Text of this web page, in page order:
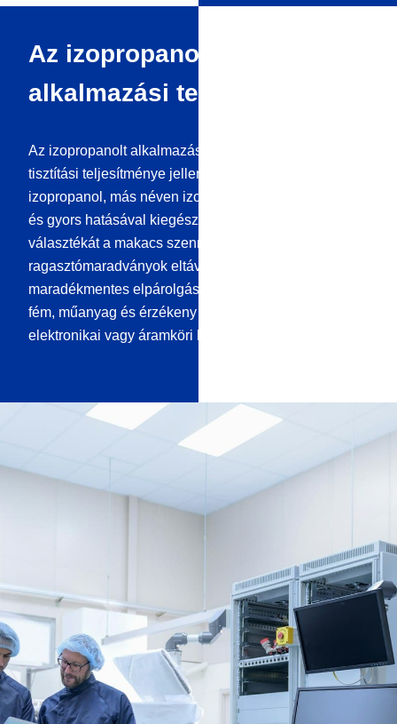
Az izopropanol és különféle
alkalmazási területei
Az izopropanolt alkalmazási lehetőségei és magas
tisztítási teljesítménye jellemzi. A 99,9%-os
izopropanol, más néven izopropil-alkohol, hatékony
és gyors hatásával kiegészíti a tisztítószerek
választékát a makacs szennyeződések, zsírok és
ragasztómaradványok eltávolításában. Gyors és
maradékmentes elpárolgása miatt alkalmas üveg,
fém, műanyag és érzékeny felületek, például
elektronikai vagy áramköri lapok kezelésére.